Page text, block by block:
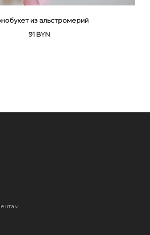
из альстромерий
91 BYN